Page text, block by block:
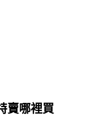
賣哪裡買